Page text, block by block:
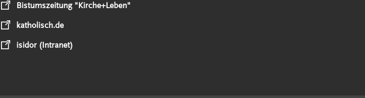
Bistumszeitung "Kirche+Leben"
katholisch.de
isidor (Intranet)